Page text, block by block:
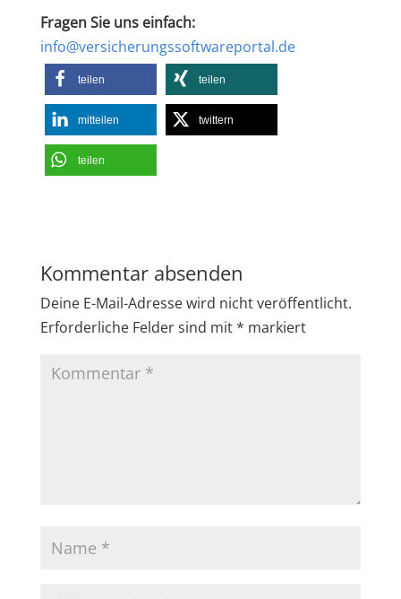
Fragen Sie uns einfach:
info@versicherungssoftwareportal.de
teilen teilen
mitteilen twittern
teilen
Kommentar absenden
Deine E-Mail-Adresse wird nicht veröffentlicht.
Erforderliche Felder sind mit* markiert